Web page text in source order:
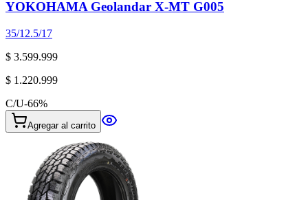
YOKOHAMA Geolandar X-MT G005
35/12.5/17
$ 3.599.999
$ 1.220.999
C/U-66%
Agregar al carrito